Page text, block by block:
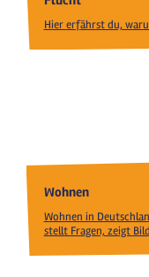
Hier erfährst du,
Wohnen
Wohnen in
stellt Fragen, zeigt